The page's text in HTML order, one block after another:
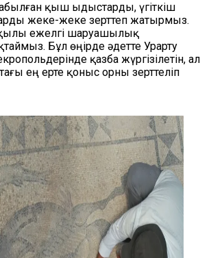
қыш ыдыстарды, үгіткіш
жеке-жеке зерттеп жатырмыз.
ежелгі шаруашылық
Бұл өңірде әдетте Урарту
қазба жүргізілетін, ал
ең ерте қоныс орны зерттеліп